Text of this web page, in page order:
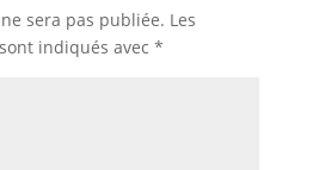
sera pas publiée. Les
indiqués avec *